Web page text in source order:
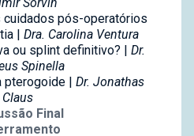
cuidados pós-operatórios
| Dra. Carolina Ventura
ou splint definitivo? | Dr.
Spinella
pterogoide | Dr. Jonathas
Claus
Final